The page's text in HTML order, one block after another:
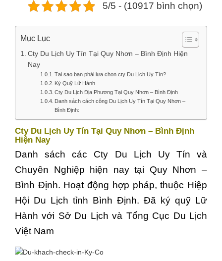
5/5 - (10917 bình chọn)
Mục Lục
Cty Du Lịch Uy Tín Tại Quy Nhơn – Bình Định Hiện
Nay
Tại sao bạn phải lựa chọn cty Du Lịch Uy Tín?
Ký Quỹ Lữ Hành
Cty Du Lịch Địa Phương Tại Quy Nhơn – Bình Định
Danh sách cách công Du Lịch Uy Tín Tại Quy Nhơn –
Bình Định:
Cty Du Lịch Uy Tín Tại Quy Nhơn – Bình Định
Hiện Nay
Danh sách các Cty Du Lịch Uy Tín và
Chuyên Nghiệp hiện nay tại Quy Nhơn –
Bình Định. Hoạt động hợp pháp, thuộc Hiệp
Hội Du Lịch tỉnh Bình Định. Đã ký quỹ Lữ
Hành với Sở Du Lịch và Tổng Cục Du Lịch
Việt Nam